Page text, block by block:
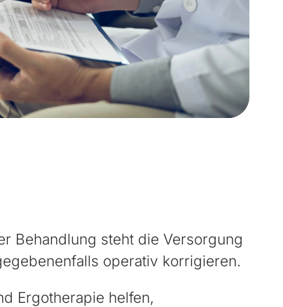
Behandlung steht die Versorgung
operativ korrigieren.
Ergotherapie helfen,